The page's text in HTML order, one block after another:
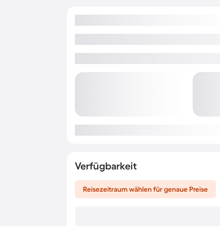
Verfügbarkeit
Reisezeitraum wählen für genaue Preise